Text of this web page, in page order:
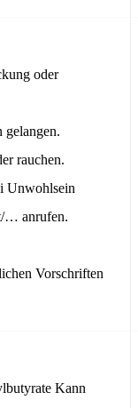
oder
rauchen.
Unwohlsein
… anrufen.
Vorschriften
Kann